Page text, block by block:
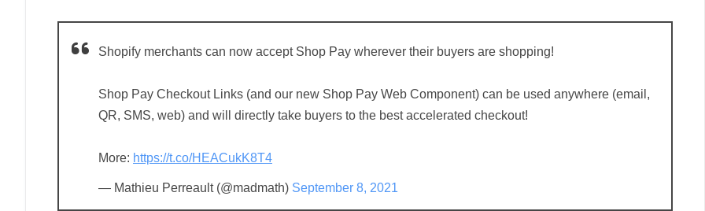
Shopify merchants can now accept Shop Pay wherever their buyers are shopping!
Shop Pay Checkout Links (and our new Shop Pay Web Component) can be used anywhere (email,
QR, SMS, web) and will directly take buyers to the best accelerated checkout!
More: https://t.co/HEACukK8T4
— Mathieu Perreault (@madmath) September 8, 2021